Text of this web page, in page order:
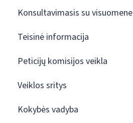
Konsultavimasis su visuomene
Teisinė informacija
Peticijų komisijos veikla
Veiklos sritys
Kokybės vadyba